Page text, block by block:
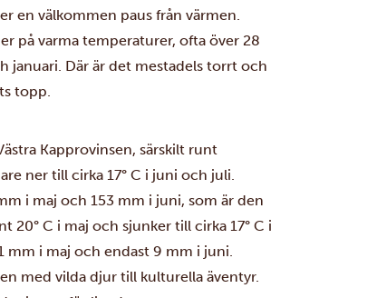
en välkommen paus från värmen.
på varma temperaturer, ofta över 28
januari. Där är det mestadels torrt och
topp.
Kapprovinsen, särskilt runt
ner till cirka 17° C i juni och juli.
i maj och 153 mm i juni, som är den
C i maj och sjunker till cirka 17° C i
i maj och endast 9 mm i juni.
med vilda djur till kulturella äventyr.